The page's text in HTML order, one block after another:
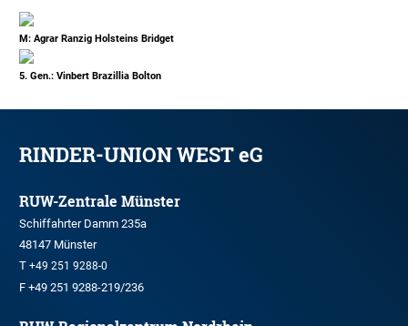
M: Agrar Ranzig Holsteins Bridget
5. Gen.: Vinbert Brazillia Bolton
RINDER-UNION WEST eG
RUW-Zentrale Münster
Schiffahrter Damm 235a
48147 Münster
T +49 251 9288-0
F +49 251 9288-219/236